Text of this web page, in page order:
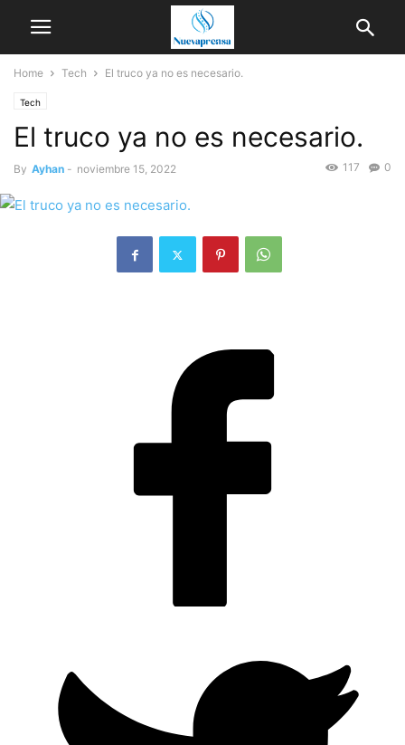
Home Tech El truco ya no es necesario.
Tech
El truco ya no es necesario.
By Ayhan - noviembre 15, 2022 0
117